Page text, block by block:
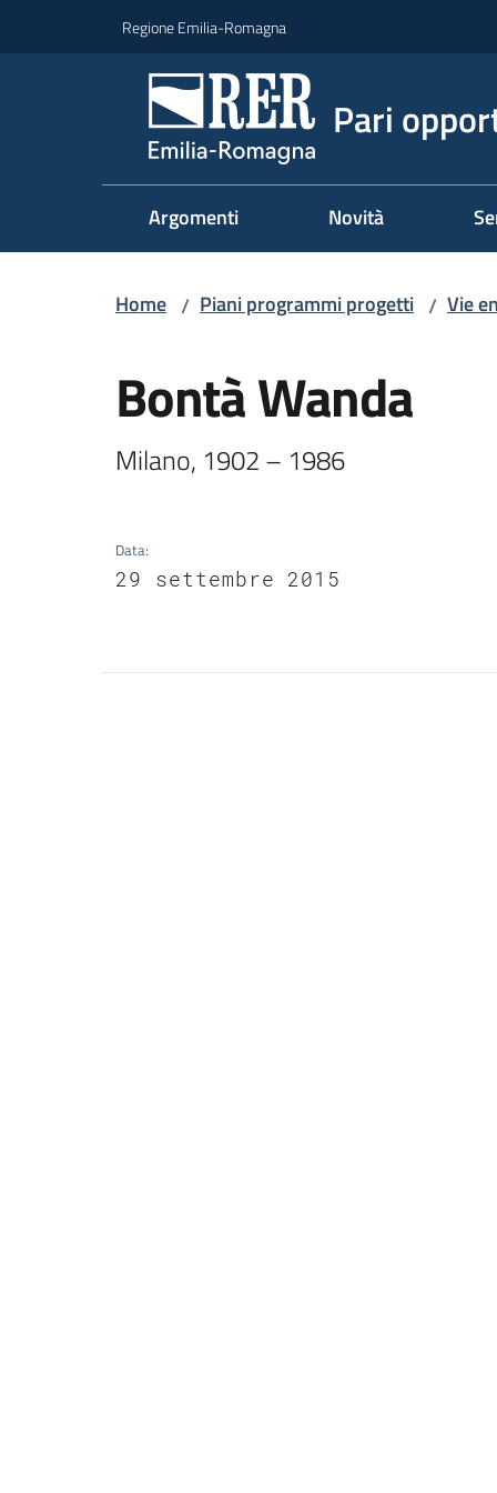
Regione Emilia-Romagna
Pari
Argomenti Novità
Home / Piani programmi progetti / Vie
Salta al contenuto
Bontà Wanda
Milano, 1902 – 1986
Data:
29 settembre 2015